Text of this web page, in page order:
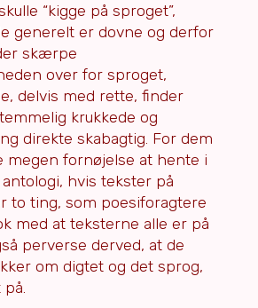
“kigge på sproget”,
generelt er dovne og derfor
skærpe
over for sproget,
delvis med rette, finder
krukkede og
direkte skabagtig. For dem
fornøjelse at hente i
hvis tekster på
to ting, som poesiforagtere
med at teksterne alle er på
perverse derved, at de
om digtet og det sprog,